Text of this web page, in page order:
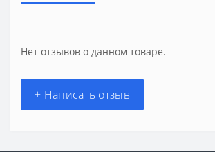
Нет отзывов о данном товаре.
+ Написать отзыв